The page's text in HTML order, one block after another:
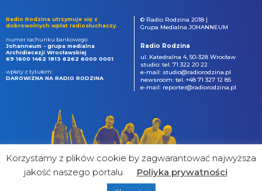
Radio Rodzina utrzymuje się z
dobrowolnych wpłat radiosłuchaczy.
numer rachunku bankowego:
Johanneum - grupa medialna
Archidiecezji Wrocławskiej
69 1600 1462 1813 6262 6000 0001
wpłaty z tytułem:
DAROWIZNA NA RADIO RODZINA
© Radio Rodzina 2018 |
Grupa Medialna JOHANNEUM
Radio Rodzina
ul. Katedralna 4, 50-328 Wrocław
studio: tel. 71 322 20 22
e-mail: studio@radiorodzina.pl
newsroom: tel. +48 71 327 12 85
e-mail: reporter@radiorodzina.pl
Korzystamy z plików cookie by zagwarantować najwyższa
jakość naszego portalu
Poliyka prywatności